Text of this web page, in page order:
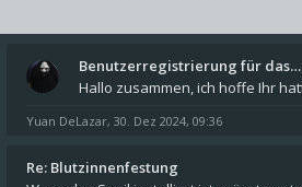
Benutzerregistrierung für das…
Yuan DeLazar, 30. Dez 2024, 09:36
Re: Blutzinnenfestung